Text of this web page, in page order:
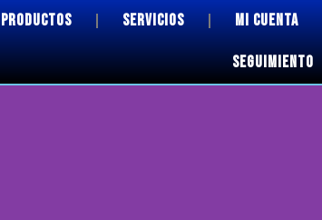
PRODUCTOS SERVICIOS MI CUENTA
SEGUIMIENTO